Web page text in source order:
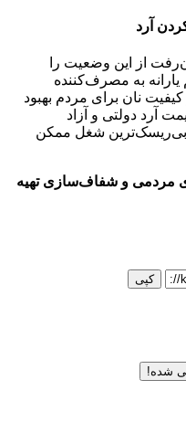
آرد
از این وضعیت را
به مصرف‌کننده
کیفیت نان برای مردم بهبود
آرد دولتی و آزاد
بی‌ریسک‌ترین شغل ممکن
مردمی و شفاف‌سازی تهیه
کپی
شده!